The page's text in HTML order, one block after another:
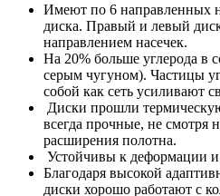
Имеют по 6 направленных
диска. Правый и левый
направлением насечек.
На 20% больше углерода в
серым чугуном). Частицы
собой как сеть усиливают
Диски прошли
всегда прочные, не смотря
расширения полотна.
Устойчивы к деформации
Благодаря высокой
диски хорошо работают с